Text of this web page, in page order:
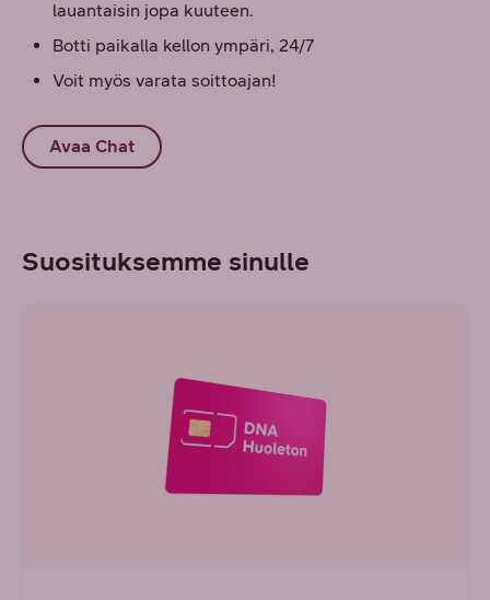
lauantaisin jopa kuuteen.
Botti paikalla kellon ympäri, 24/7
Voit myös varata soittoajan!
Avaa Chat
Suosituksemme sinulle